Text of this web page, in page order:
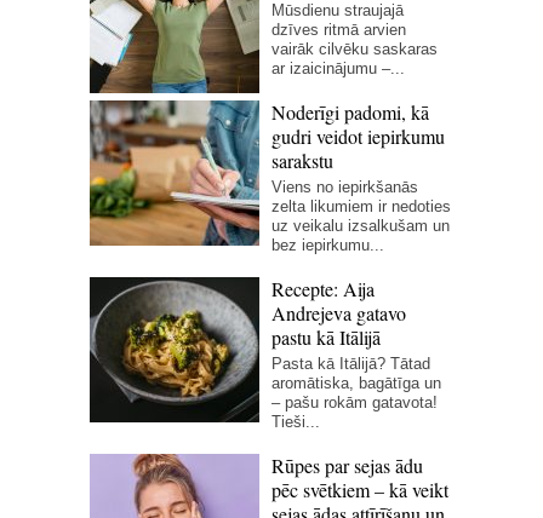
Mūsdienu straujajā
dzīves ritmā arvien
vairāk cilvēku saskaras
ar izaicinājumu –...
Noderīgi padomi, kā
gudri veidot iepirkumu
sarakstu
Viens no iepirkšanās
zelta likumiem ir nedoties
uz veikalu izsalkušam un
bez iepirkumu...
Recepte: Aija
Andrejeva gatavo
pastu kā Itālijā
Pasta kā Itālijā? Tātad
aromātiska, bagātīga un
– pašu rokām gatavota!
Tieši...
Rūpes par sejas ādu
pēc svētkiem – kā veikt